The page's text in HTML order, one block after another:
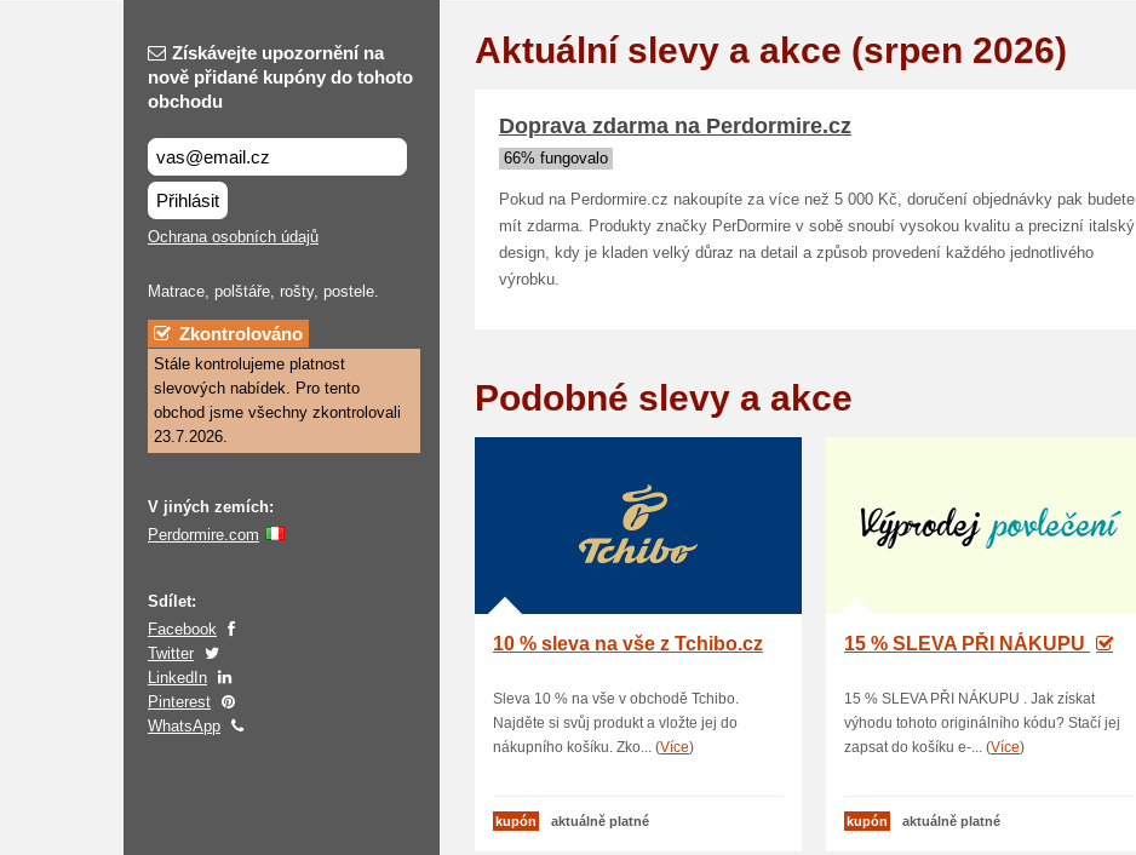
Získávejte upozornění na
nově přidané kupóny do tohoto
obchodu
Přihlásit
Ochrana osobních údajů
Matrace, polštáře, rošty, postele.
Zkontrolováno
Stále kontrolujeme platnost
slevových nabídek. Pro tento
obchod jsme všechny zkontrolovali
23.7.2026.
V jiných zemích:
Perdormire.com
Sdílet:
Facebook
Twitter
LinkedIn
Pinterest
WhatsApp
Aktuální slevy a akce (srpen 2026)
Doprava zdarma na Perdormire.cz
66% fungovalo
Pokud na Perdormire.cz nakoupíte za více než 5 000 Kč, doručení objednávky pak budete
mít zdarma. Produkty značky PerDormire v sobě snoubí vysokou kvalitu a precizní italský
design, kdy je kladen velký důraz na detail a způsob provedení každého jednotlivého
výrobku.
Podobné slevy a akce
10 % sleva na vše z Tchibo.cz
Sleva 10 % na vše v obchodě Tchibo.
Najděte si svůj produkt a vložte jej do
nákupního košíku. Zko... (Více)
kupón aktuálně platné
15 % SLEVA PŘI NÁKUPU
15 % SLEVA PŘI NÁKUPU . Jak získat
výhodu tohoto originálního kódu? Stačí jej
zapsat do košíku e-... (Více)
kupón aktuálně platné